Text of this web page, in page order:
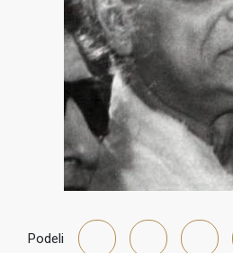
Podeli